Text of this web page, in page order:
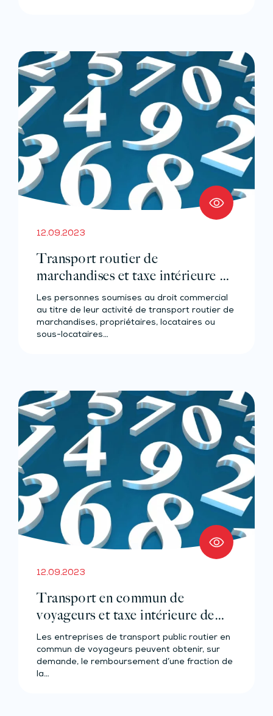
12.09.2023
Transport routier de
marchandises et taxe intérieure de
consommation sur le gazole –
Année 2023
Les personnes soumises au droit commercial
au titre de leur activité de transport routier de
marchandises, propriétaires, locataires ou
sous-locataires…
12.09.2023
Transport en commun de
voyageurs et taxe intérieure de
consommation sur le gazole –
Année 2023
Les entreprises de transport public routier en
commun de voyageurs peuvent obtenir, sur
demande, le remboursement d’une fraction de
la…